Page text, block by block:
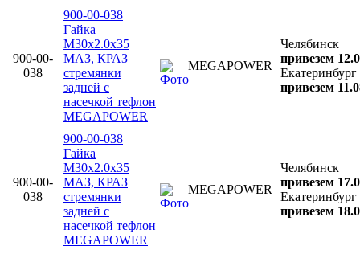
900-00-
038
900-00-038
Гайка
М30х2.0х35
МАЗ, КРАЗ
стремянки
задней с
насечкой тефлон
MEGAPOWER
MEGAPOWER
Челябинск
привезем
Екатеринбург
привезем
900-00-
038
900-00-038
Гайка
М30х2.0х35
МАЗ, КРАЗ
стремянки
задней с
насечкой тефлон
MEGAPOWER
MEGAPOWER
Челябинск
привезем
Екатеринбург
привезем